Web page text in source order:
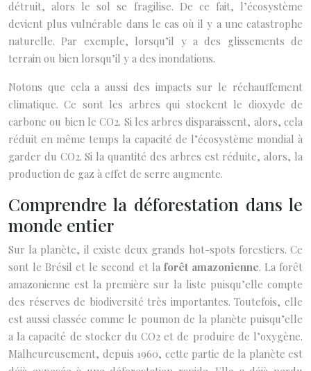
détruit, alors le sol se fragilise. De ce fait, l’écosystème
devient plus vulnérable dans le cas où il y a une catastrophe
naturelle. Par exemple, lorsqu’il y a des glissements de
terrain ou bien lorsqu’il y a des inondations.
Notons que cela a aussi des impacts sur le réchauffement
climatique. Ce sont les arbres qui stockent le dioxyde de
carbone ou bien le CO2. Si les arbres disparaissent, alors, cela
réduit en même temps la capacité de l’écosystème mondial à
garder du CO2. Si la quantité des arbres est réduite, alors, la
production de gaz à effet de serre augmente.
Comprendre la déforestation dans le
monde entier
Sur la planète, il existe deux grands hot-spots forestiers. Ce
sont le Brésil et le second et la forêt amazonienne. La forêt
amazonienne est la première sur la liste puisqu’elle compte
des réserves de biodiversité très importantes. Toutefois, elle
est aussi classée comme le poumon de la planète puisqu’elle
a la capacité de stocker du CO2 et de produire de l’oxygène.
Malheureusement, depuis 1960, cette partie de la planète est